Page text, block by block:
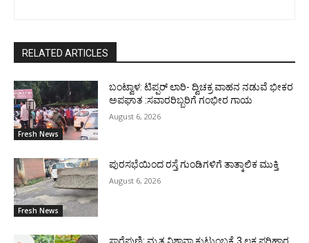
RELATED ARTICLES
Fresh News
ಬಂಟ್ವಾಳ: ಟಿಪ್ಪರ್ ಲಾರಿ- ದ್ವಿಚಕ್ರ ವಾಹನ ನಡುವೆ ಭೀಕರ
ಅಪಘಾತ :ಸವಾರರಿಬ್ಬರಿಗೆ ಗಂಭೀರ ಗಾಯ
August 6, 2026
Fresh News
ಪುರಸಭೆಯಿಂದ ರಸ್ತೆ ಗುಂಡಿಗಳಿಗೆ ತಾತ್ಕಾಲಿಕ ಮುಕ್ತಿ
August 6, 2026